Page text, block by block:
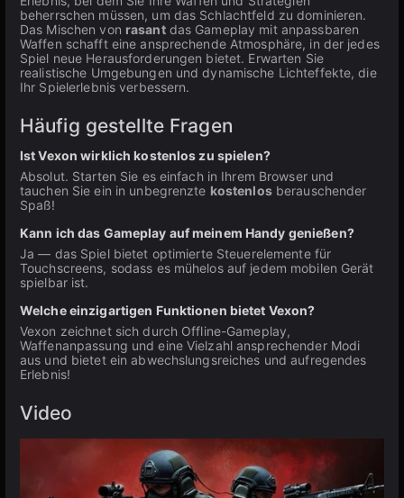
beherrschen müssen, um das Schlachtfeld zu dominieren.
Das Mischen von rasantdas Gameplay mit anpassbaren
Waffen schafft eine ansprechende Atmosphäre, in der jedes
Spiel neue Herausforderungen bietet. Erwarten Sie
realistische Umgebungen und dynamische Lichteffekte, die
Ihr Spielerlebnis verbessern.
Häufig gestellte Fragen
Ist Vexon wirklich kostenlos zu spielen?
Absolut. Starten Sie es einfach in Ihrem Browser und
tauchen Sie ein in unbegrenzte kostenlosberauschender
Spaß!
Kann ich das Gameplay auf meinem Handy genießen?
Ja — das Spiel bietet optimierte Steuerelemente für
Touchscreens, sodass es mühelos auf jedem mobilen Gerät
spielbar ist.
Welche einzigartigen Funktionen bietet Vexon?
Vexon zeichnet sich durch Offline-Gameplay,
Waffenanpassung und eine Vielzahl ansprechender Modi
aus und bietet ein abwechslungsreiches und aufregendes
Erlebnis!
Video